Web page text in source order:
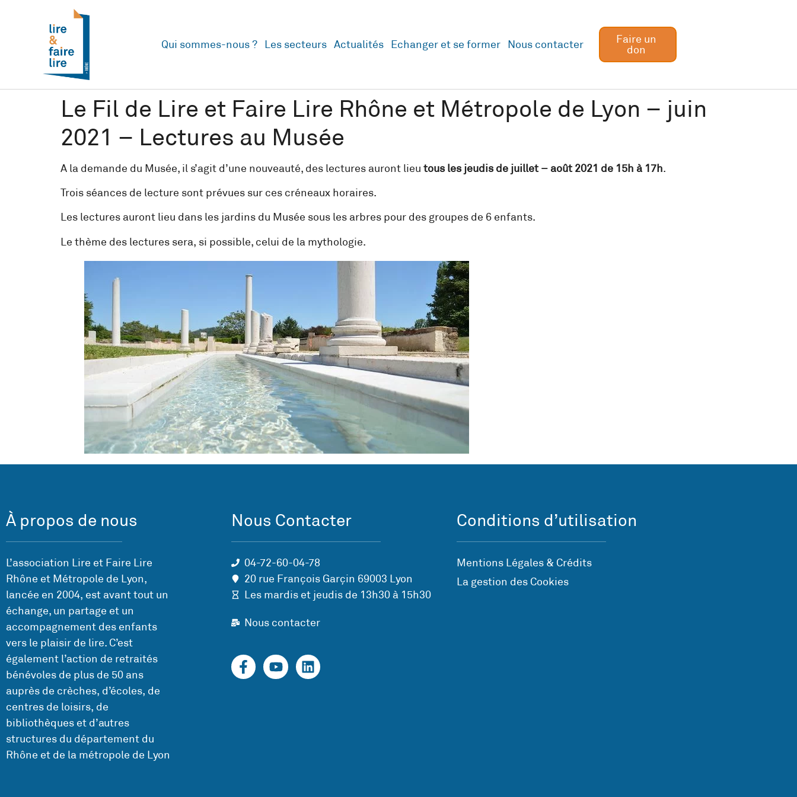
Qui sommes-nous ? Les secteurs Actualités Echanger et se former Nous contacter
Faire un
don
Le Fil de Lire et Faire Lire Rhône et Métropole de Lyon – juin
2021 – Lectures au Musée
A la demande du Musée, il s’agit d’une nouveauté, des lectures auront lieu tous les jeudis de juillet – août 2021 de 15h à 17h.
Trois séances de lecture sont prévues sur ces créneaux horaires.
Les lectures auront lieu dans les jardins du Musée sous les arbres pour des groupes de 6 enfants.
Le thème des lectures sera, si possible, celui de la mythologie.
À propos de nous
L’association Lire et Faire Lire
Rhône et Métropole de Lyon,
lancée en 2004, est avant tout un
échange, un partage et un
accompagnement des enfants
vers le plaisir de lire. C’est
également l’action de retraités
bénévoles de plus de 50 ans
auprès de crèches, d’écoles, de
centres de loisirs, de
bibliothèques et d’autres
structures du département du
Rhône et de la métropole de Lyon
Nous Contacter
04-72-60-04-78
20 rue François Garçin 69003 Lyon
Les mardis et jeudis de 13h30 à 15h30
Nous contacter
Conditions d’utilisation
Mentions Légales & Crédits
La gestion des Cookies